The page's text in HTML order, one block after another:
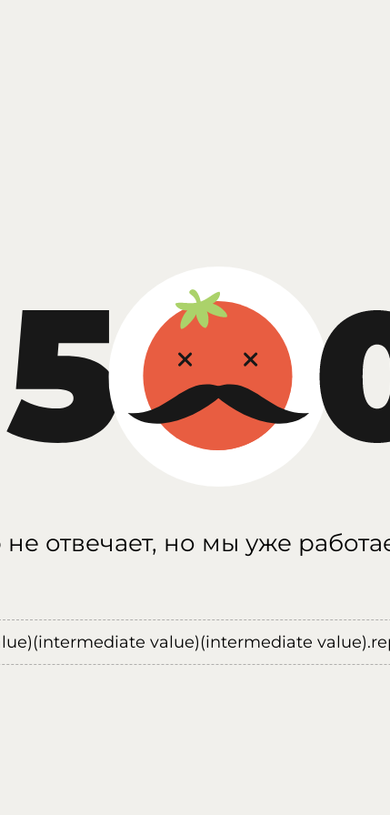
отвечает, но мы уже
value)(intermediate